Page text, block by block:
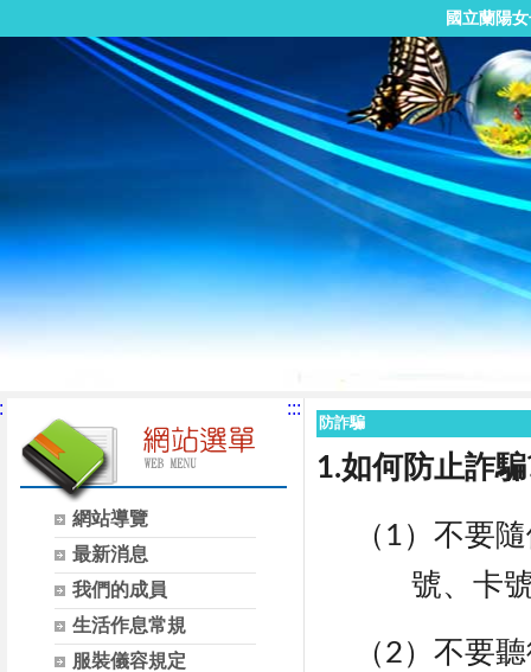
國立蘭陽
網站導覽
最新消息
我們的成員
生活作息常規
服裝儀容規定
:::
防詐騙
1.如何防止詐騙
（1）不要
號、卡
（2）不要